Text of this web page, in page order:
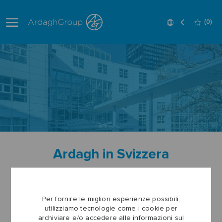
Language
Italian (0)
-
Per fornire le migliori esperienze possibili,
utilizziamo tecnologie come i cookie per
archiviare e/o accedere alle informazioni sul
Ardagh in Svizzera
Visualizza tutti i lavori